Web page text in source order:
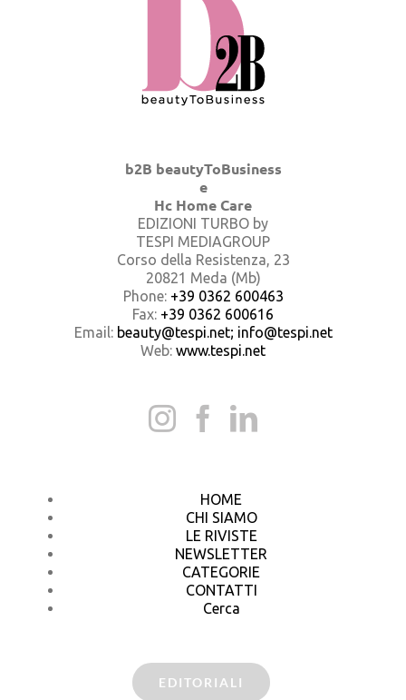
b2B beautyToBusiness
e
Hc Home Care
EDIZIONI TURBO by
TESPI MEDIAGROUP
Corso della Resistenza, 23
20821 Meda (Mb)
Phone: +39 0362 600463
Fax: +39 0362 600616
Email: beauty@tespi.net; info@tespi.net
Web: www.tespi.net
HOME
CHI SIAMO
LE RIVISTE
NEWSLETTER
CATEGORIE
CONTATTI
Cerca
EDITORIALI